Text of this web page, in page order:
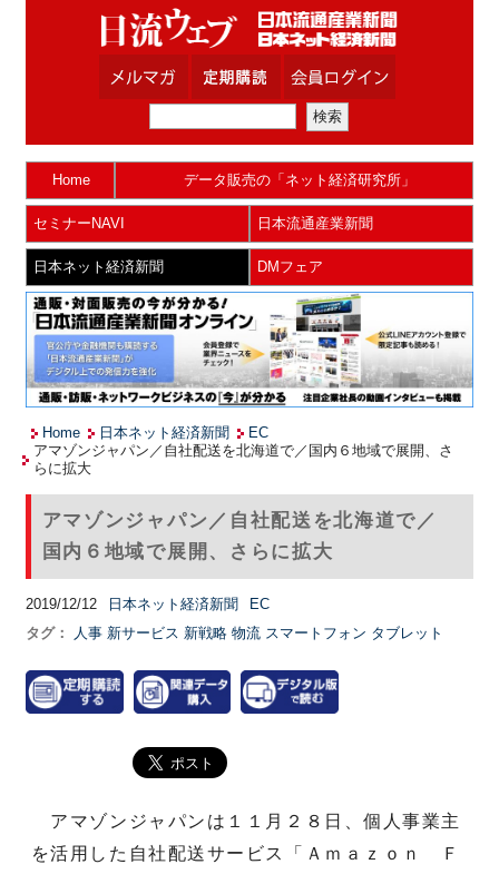
Home データ販売の「ネット経済研究所」
セミナーNAVI 日本流通産業新聞
日本ネット経済新聞 DMフェア
Home 日本ネット経済新聞
EC
アマゾンジャパン／自社配送を北海道で／国内６地域で展開、さ
らに拡大
アマゾンジャパン／自社配送を北海道で／
国内６地域で展開、さらに拡大
2019/12/12 日本ネット経済新聞
EC
タグ：
人事 新サービス 新戦略 物流 スマートフォン タブレット
アマゾンジャパンは１１月２８日、個人事業主
を活用した自社配送サービス「Ａｍａｚｏｎ Ｆ